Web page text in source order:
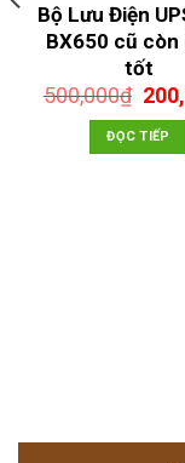
Bộ Lưu Điện
BX650 cũ còn
tốt
500,000₫ Giá
gốc
là:
ĐỌC TIẾP